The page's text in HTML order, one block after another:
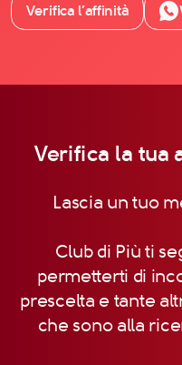
Verifica l’affinità
Verifica la tua
Lascia un tuo
Club di Più ti
permetterti di
prescelta e tante
che sono alla